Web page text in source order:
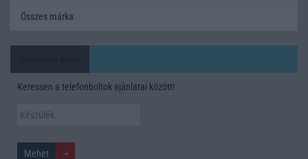
Összes márka
Keressen a telefonboltok ajánlatai között!